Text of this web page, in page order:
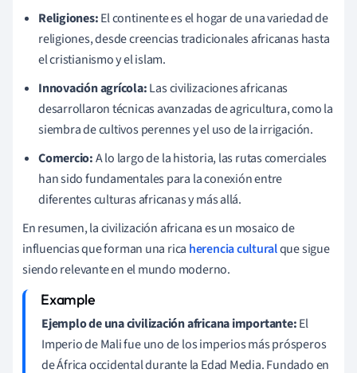
Religiones:El continente es el hogar de una variedad de
religiones, desde creencias tradicionales africanas hasta
el cristianismo y el islam.
Innovación agrícola:Las civilizaciones africanas
desarrollaron técnicas avanzadas de agricultura, como la
siembra de cultivos perennes y el uso de la irrigación.
Comercio:A lo largo de la historia, las rutas comerciales
han sido fundamentales para la conexión entre
diferentes culturas africanas y más allá.
En resumen, la civilización africana es un mosaico de
influencias que forman una rica herencia culturalque sigue
siendo relevante en el mundo moderno.
Ejemplo de una civilización africana importante:El
Imperio de Mali fue uno de los imperios más prósperos
de África occidental durante la Edad Media. Fundado en